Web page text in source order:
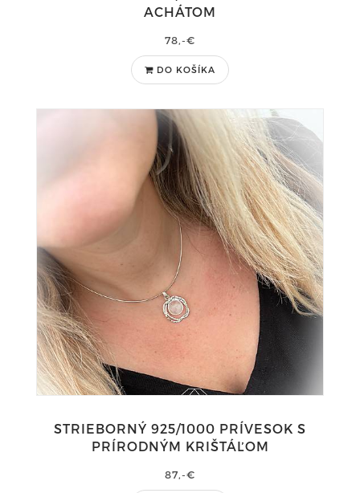
ACHÁTOM
78,-€
DO KOŠÍKA
STRIEBORNÝ 925/1000 PRÍVESOK S
PRÍRODNÝM KRIŠTÁĽOM
87,-€